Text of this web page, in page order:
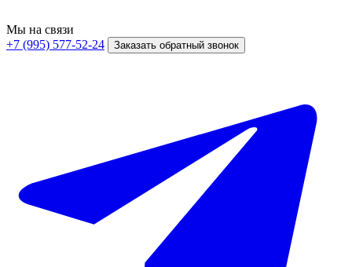
Мы на связи
+7 (995) 577-52-24
Заказать обратный звонок